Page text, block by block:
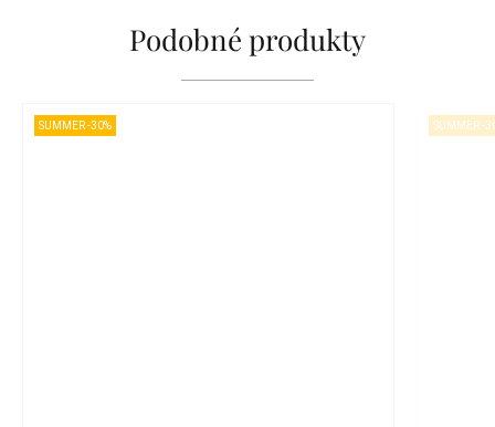
Podobné produkty
SUMMER -30% SUMMER -